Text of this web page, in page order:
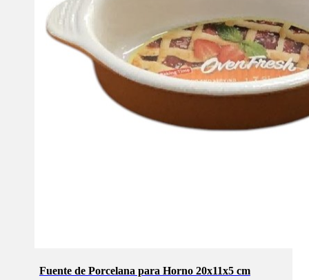
Fuente de Porcelana para Horno 20x11x5 cm